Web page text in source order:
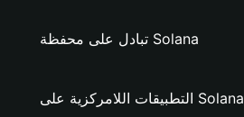
تبادل على محفظة Solana
التطبيقات اللامركزية على Solana